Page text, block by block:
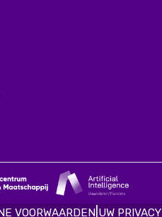
VOORWAARDEN UW PRIVACY